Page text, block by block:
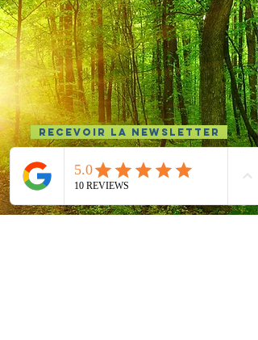
Recevoir la newsletter
AGENDA